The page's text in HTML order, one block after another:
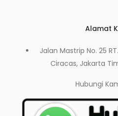
Alamat
Jalan Mastrip No. 25
Ciracas, Jakarta
Hubungi